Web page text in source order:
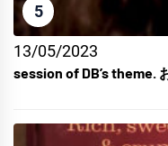
5
13/05/2023
session of DB’s theme.